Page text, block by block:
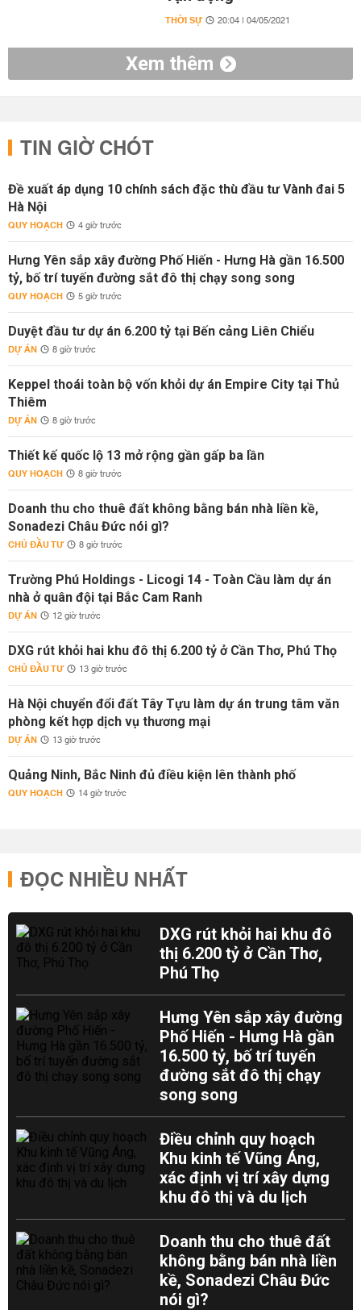
THỜI SỰ 20:04 | 04/05/2021
Xem thêm
TIN GIỜ CHÓT
Đề xuất áp dụng 10 chính sách đặc thù đầu tư Vành đai 5
Hà Nội
QUY HOẠCH 4 giờ trước
Hưng Yên sắp xây đường Phố Hiến - Hưng Hà gần 16.500
tỷ, bố trí tuyến đường sắt đô thị chạy song song
QUY HOẠCH 5 giờ trước
Duyệt đầu tư dự án 6.200 tỷ tại Bến cảng Liên Chiểu
DỰ ÁN 8 giờ trước
Keppel thoái toàn bộ vốn khỏi dự án Empire City tại Thủ
Thiêm
DỰ ÁN 8 giờ trước
Thiết kế quốc lộ 13 mở rộng gần gấp ba lần
QUY HOẠCH 8 giờ trước
Doanh thu cho thuê đất không bằng bán nhà liền kề,
Sonadezi Châu Đức nói gì?
CHỦ ĐẦU TƯ 8 giờ trước
Trường Phú Holdings - Licogi 14 - Toàn Cầu làm dự án
nhà ở quân đội tại Bắc Cam Ranh
DỰ ÁN 12 giờ trước
DXG rút khỏi hai khu đô thị 6.200 tỷ ở Cần Thơ, Phú Thọ
CHỦ ĐẦU TƯ 13 giờ trước
Hà Nội chuyển đổi đất Tây Tựu làm dự án trung tâm văn
phòng kết hợp dịch vụ thương mại
DỰ ÁN 13 giờ trước
Quảng Ninh, Bắc Ninh đủ điều kiện lên thành phố
QUY HOẠCH 14 giờ trước
ĐỌC NHIỀU NHẤT
DXG rút khỏi hai khu đô
thị 6.200 tỷ ở Cần Thơ,
Phú Thọ
Hưng Yên sắp xây đường
Phố Hiến - Hưng Hà gần
16.500 tỷ, bố trí tuyến
đường sắt đô thị chạy
song song
Điều chỉnh quy hoạch
Khu kinh tế Vũng Áng,
xác định vị trí xây dựng
khu đô thị và du lịch
Doanh thu cho thuê đất
không bằng bán nhà liền
kề, Sonadezi Châu Đức
nói gì?